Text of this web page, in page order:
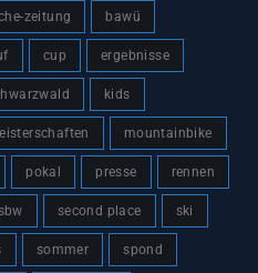
zeitung bawü
cup ergebnisse
kids
mountainbike
pokal presse rennen
second place ski
sommer spond